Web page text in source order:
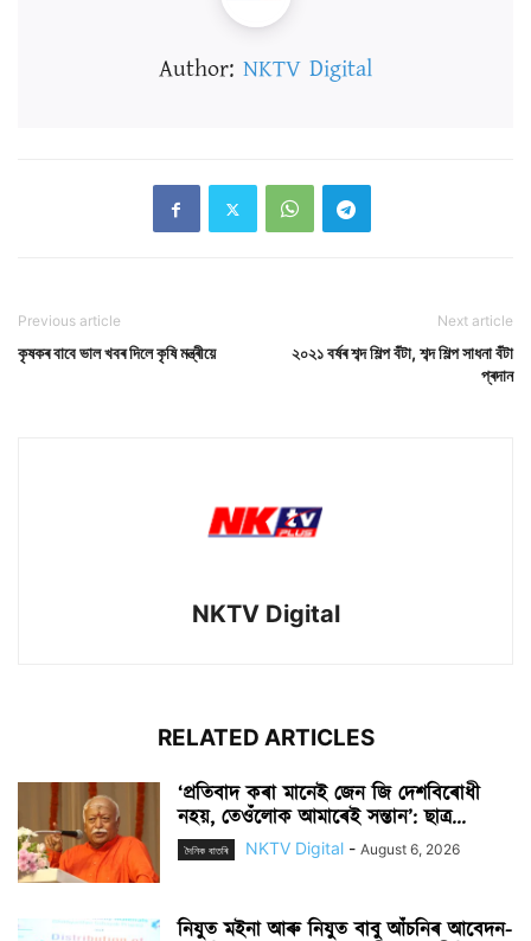
Author: NKTV Digital
Previous article
কৃষকৰ বাবে ভাল খবৰ দিলে কৃষি মন্ত্ৰীয়ে
Next article
২০২১ বৰ্ষৰ শব্দ শিল্প বঁটা, শব্দ শিল্প সাধনা বঁটা
প্ৰদান
NKTV Digital
RELATED ARTICLES
‘প্ৰতিবাদ কৰা মানেই জেন জি দেশবিৰোধী
নহয়, তেওঁলোক আমাৰেই সন্তান’: ছাত্ৰ...
দৈনিক বাতৰি NKTV Digital - August 6, 2026
নিযুত মইনা আৰু নিযুত বাবু আঁচনিৰ আবেদন-